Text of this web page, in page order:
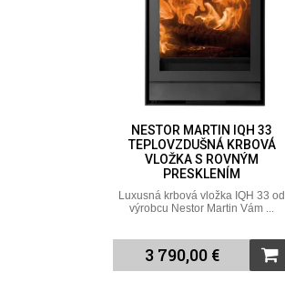
NESTOR MARTIN IQH 33
TEPLOVZDUŠNÁ KRBOVÁ
VLOŽKA S ROVNÝM
PRESKLENÍM
Luxusná krbová vložka IQH 33 od
výrobcu Nestor Martin Vám ...
3 790,00 €